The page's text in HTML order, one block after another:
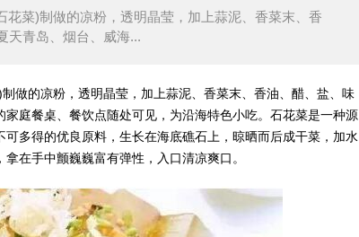
菜)制做的凉粉，透明晶莹，加上蒜泥、香菜末、香
天青岛、烟台、威海...
的凉粉，透明晶莹，加上蒜泥、香菜末、香油、醋、盐、味
庭餐桌、餐饮点随处可见，为沿海特色小吃。石花菜是一种源
多得的优良原料，生长在海底礁石上，晾晒而后成干菜，加水
在手中颤巍巍富有弹性，入口清凉爽口。